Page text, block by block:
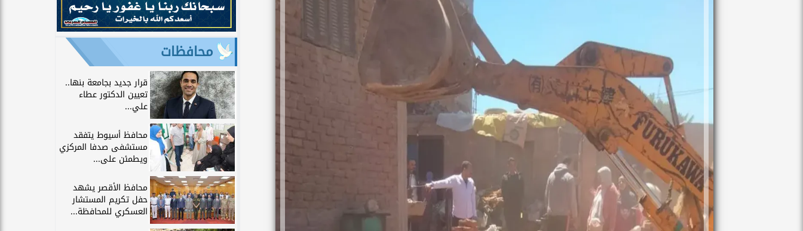
محافظات
قرار جديد بجامعة بنها..
تعيين الدكتور عطاء
علي...
محافظ أسيوط يتفقد
مستشفى صدفا المركزي
ويطمئن على...
محافظ الأقصر يشهد
حفل تكريم المستشار
العسكري للمحافظة...